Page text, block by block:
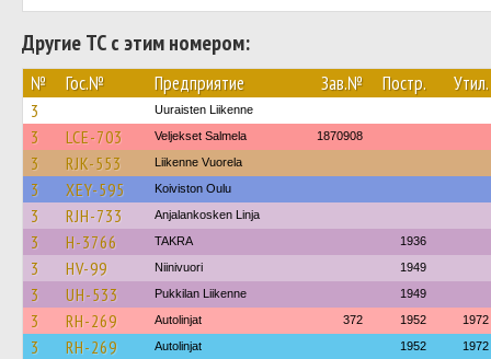
Другие ТС с этим номером:
№ Гос.№ Предприятие Зав.№ Постр. Утил.
3 Uuraisten Liikenne
3 LCE-703 Veljekset Salmela 1870908
3 RJK-553 Liikenne Vuorela
3 XEY-595 Koiviston Oulu
3 RJH-733 Anjalankosken Linja
3 H-3766 TAKRA 1936
3 HV-99 Niinivuori 1949
3 UH-533 Pukkilan Liikenne 1949
3 RH-269 Autolinjat 372 1952 1972
3 RH-269 Autolinjat 1952 1972